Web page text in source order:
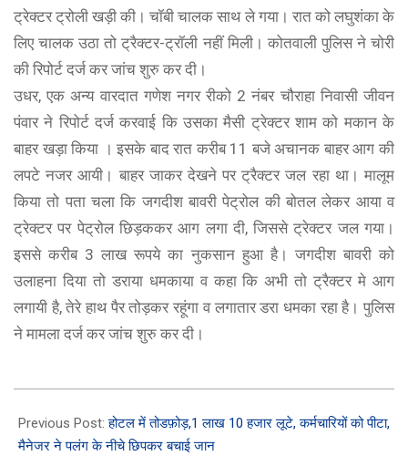
ट्रेक्टर ट्रोली खड़ी की। चॉबी चालक साथ ले गया। रात को लघुशंका के
लिए चालक उठा तो ट्रैक्टर-ट्रॉली नहीं मिली। कोतवाली पुलिस ने चोरी
की रिपोर्ट दर्ज कर जांच शुरु कर दी।
उधर, एक अन्य वारदात गणेश नगर रीको 2 नंबर चौराहा निवासी जीवन
पंवार ने रिपोर्ट दर्ज करवाई कि उसका मैसी ट्रेक्टर शाम को मकान के
बाहर खड़ा किया । इसके बाद रात करीब 11 बजे अचानक बाहर आग की
लपटे नजर आयी। बाहर जाकर देखने पर ट्रैक्टर जल रहा था। मालूम
किया तो पता चला कि जगदीश बावरी पेट्रोल की बोतल लेकर आया व
ट्रेक्टर पर पेट्रोल छिड़ककर आग लगा दी, जिससे ट्रेक्टर जल गया।
इससे करीब 3 लाख रूपये का नुकसान हुआ है। जगदीश बावरी को
उलाहना दिया तो डराया धमकाया व कहा कि अभी तो ट्रैक्टर मे आग
लगायी है, तेरे हाथ पैर तोड़कर रहूंगा व लगातार डरा धमका रहा है। पुलिस
ने मामला दर्ज कर जांच शुरु कर दी।
02-
27
Previous Post:होटल में तोडफ़ोड़,1 लाख 10 हजार लूटे, कर्मचारियों को पीटा,
मैनेजर ने पलंग के नीचे छिपकर बचाई जान